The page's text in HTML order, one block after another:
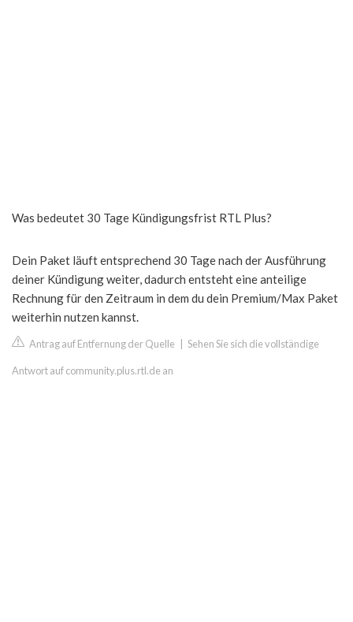
Was bedeutet 30 Tage Kündigungsfrist RTL Plus?
Dein Paket läuft entsprechend 30 Tage nach der Ausführung
deiner Kündigung weiter, dadurch entsteht eine anteilige
Rechnung für den Zeitraum in dem du dein Premium/Max Paket
weiterhin nutzen kannst.
Antrag auf Entfernung der Quelle Sehen Sie sich die vollständige
Antwort auf community.plus.rtl.de an